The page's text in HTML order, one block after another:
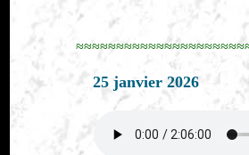
25 janvier 2026